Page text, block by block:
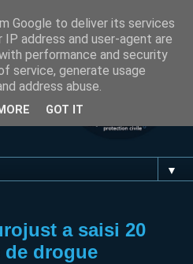
▼
a saisi 20
drogue
Google to deliver its services
address and user-agent are
performance and security
service, generate usage
address abuse.
GOT IT